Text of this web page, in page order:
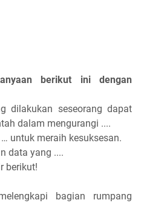
berikut ini dengan
dilakukan seseorang dapat
dalam mengurangi ....
untuk meraih kesuksesan.
data yang ....
berikut!
bagian rumpang